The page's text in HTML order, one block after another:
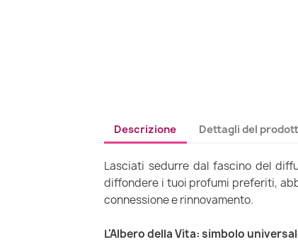
Descrizione Dettagli del
Lasciati sedurre dal fascino del
diffondere i tuoi profumi preferiti,
connessione e rinnovamento.
L'Albero della Vita: simbolo